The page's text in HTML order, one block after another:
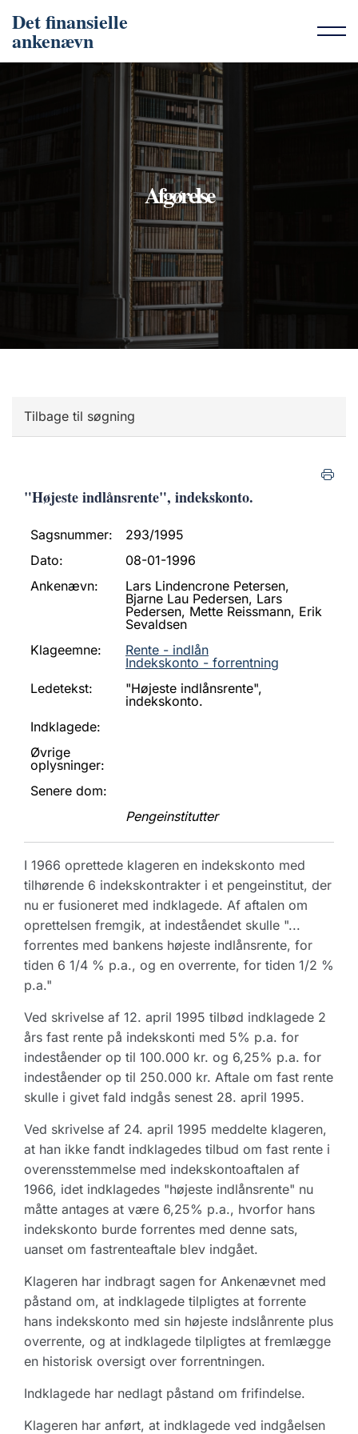
Det finansielle
ankenævn
Afgørelse
Tilbage til søgning
"Højeste indlånsrente", indekskonto.
Sagsnummer:
293/1995
Dato:
08-01-1996
Ankenævn:
Lars Lindencrone Petersen,
Bjarne Lau Pedersen, Lars
Pedersen, Mette Reissmann, Erik
Sevaldsen
Klageemne:
Rente - indlån
Indekskonto - forrentning
Ledetekst:
"Højeste indlånsrente",
indekskonto.
Indklagede:
Øvrige
oplysninger:
Senere dom:
Pengeinstitutter
I 1966 oprettede klageren en indekskonto med
tilhørende 6 indekskontrakter i et pengeinstitut, der
nu er fusioneret med indklagede. Af aftalen om
oprettelsen fremgik, at indeståendet skulle "...
forrentes med bankens højeste indlånsrente, for
tiden 6 1/4 % p.a., og en overrente, for tiden 1/2 %
p.a."
Ved skrivelse af 12. april 1995 tilbød indklagede 2
års fast rente på indekskonti med 5% p.a. for
indeståender op til 100.000 kr. og 6,25% p.a. for
indeståender op til 250.000 kr. Aftale om fast rente
skulle i givet fald indgås senest 28. april 1995.
Ved skrivelse af 24. april 1995 meddelte klageren,
at han ikke fandt indklagedes tilbud om fast rente i
overensstemmelse med indekskontoaftalen af
1966, idet indklagedes "højeste indlånsrente" nu
måtte antages at være 6,25% p.a., hvorfor hans
indekskonto burde forrentes med denne sats,
uanset om fastrenteaftale blev indgået.
Klageren har indbragt sagen for Ankenævnet med
påstand om, at indklagede tilpligtes at forrente
hans indekskonto med sin højeste indslånrente plus
overrente, og at indklagede tilpligtes at fremlægge
en historisk oversigt over forrentningen.
Indklagede har nedlagt påstand om frifindelse.
Klageren har anført, at indklagede ved indgåelsen